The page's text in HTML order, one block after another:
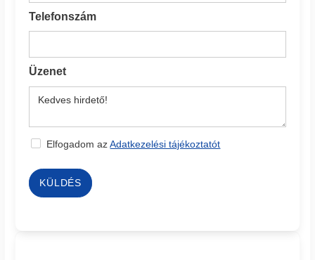
Telefonszám
Üzenet
Elfogadom azAdatkezelési tájékoztatót
KÜLDÉS